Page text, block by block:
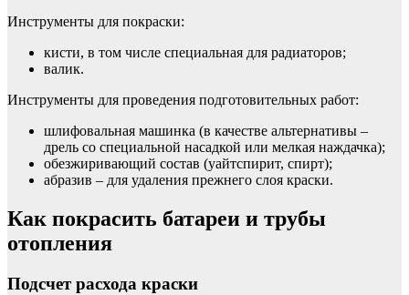
Инструменты для покраски:
кисти, в том числе специальная для радиаторов;
валик.
Инструменты для проведения подготовительных работ:
шлифовальная машинка (в качестве альтернативы –
дрель со специальной насадкой или мелкая наждачка);
обезжиривающий состав (уайтспирит, спирт);
абразив – для удаления прежнего слоя краски.
Как покрасить батареи и трубы
отопления
Подсчет расхода краски